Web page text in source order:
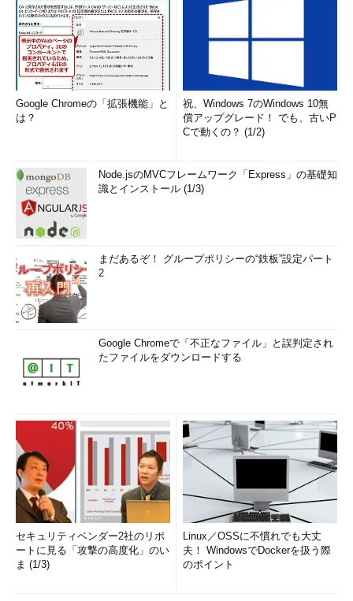
Google Chromeの「拡張機能」と
は？
祝、Windows 7のWindows 10無
償アップグレード！ でも、古いP
Cで動くの？ (1/2)
Node.jsのMVCフレームワーク「Express」の基礎知
識とインストール (1/3)
まだあるぞ！ グループポリシーの“鉄板”設定パート
2
Google Chromeで「不正なファイル」と誤判定され
たファイルをダウンロードする
セキュリティベンダー2社のリポ
ートに見る「攻撃の高度化」のい
ま (1/3)
Linux／OSSに不慣れでも大丈
夫！ WindowsでDockerを扱う際
のポイント